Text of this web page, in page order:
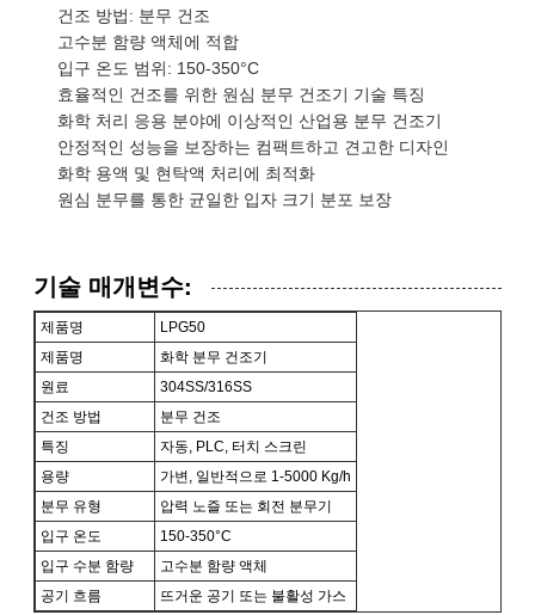
건조 방법: 분무 건조
고수분 함량 액체에 적합
입구 온도 범위: 150-350°C
효율적인 건조를 위한 원심 분무 건조기 기술 특징
화학 처리 응용 분야에 이상적인 산업용 분무 건조기
안정적인 성능을 보장하는 컴팩트하고 견고한 디자인
화학 용액 및 현탁액 처리에 최적화
원심 분무를 통한 균일한 입자 크기 분포 보장
기술 매개변수:
제품명
LPG50
제품명
화학 분무 건조기
원료
304SS/316SS
건조 방법
분무 건조
특징
자동, PLC, 터치 스크린
용량
가변, 일반적으로 1-5000 Kg/h
분무 유형
압력 노즐 또는 회전 분무기
입구 온도
150-350°C
입구 수분 함량
고수분 함량 액체
공기 흐름
뜨거운 공기 또는 불활성 가스